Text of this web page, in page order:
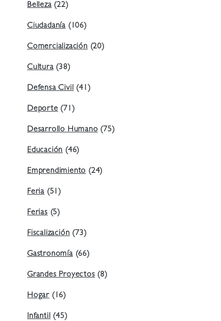
Belleza(22)
Ciudadanía (106)
Comercialización (20)
Cultura(38)
Defensa Civil (41)
Deporte (71)
Desarrollo Humano (75)
Educación (46)
Emprendimiento (24)
Feria (51)
Ferias (5)
Fiscalización (73)
Gastronomía(66)
Grandes Proyectos (8)
Hogar (16)
Infantil (45)